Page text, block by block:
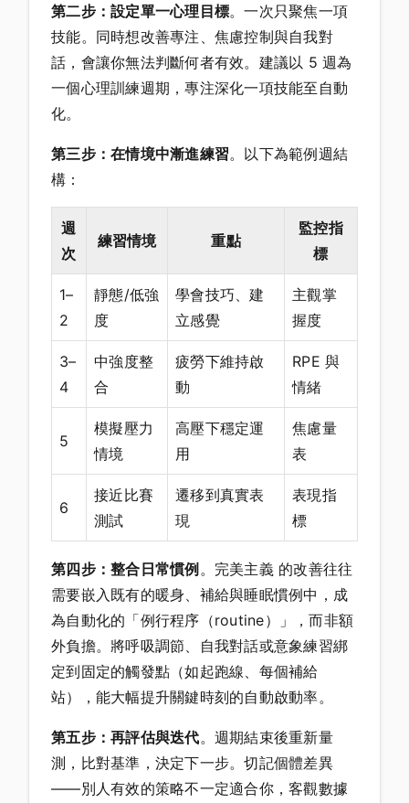
第二步：設定單一心理目標。一次只聚焦一項
技能。同時想改善專注、焦慮控制與自我對
話，會讓你無法判斷何者有效。建議以 5 週為
一個心理訓練週期，專注深化一項技能至自動
化。
第三步：在情境中漸進練習。以下為範例週結
構：
週
次
練習情境 重點
監控指
標
1–
2
靜態/低強
度
學會技巧、建
立感覺
主觀掌
握度
3–
4
中強度整
合
疲勞下維持啟
動
RPE 與
情緒
5
模擬壓力
情境
高壓下穩定運
用
焦慮量
表
6
接近比賽
測試
遷移到真實表
現
表現指
標
第四步：整合日常慣例。完美主義 的改善往往
需要嵌入既有的暖身、補給與睡眠慣例中，成
為自動化的「例行程序（routine）」，而非額
外負擔。將呼吸調節、自我對話或意象練習綁
定到固定的觸發點（如起跑線、每個補給
站），能大幅提升關鍵時刻的自動啟動率。
第五步：再評估與迭代。週期結束後重新量
測，比對基準，決定下一步。切記個體差異
——別人有效的策略不一定適合你，客觀數據